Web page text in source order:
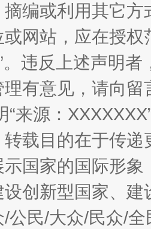
重塑工作
隐身衣” 如何以
编或利用其它
网站，应在授
。违反上述声明
有意见，请向
“来源：
转载目的在于传
国家的国际形
创新型国家、
公民/大众/民众/